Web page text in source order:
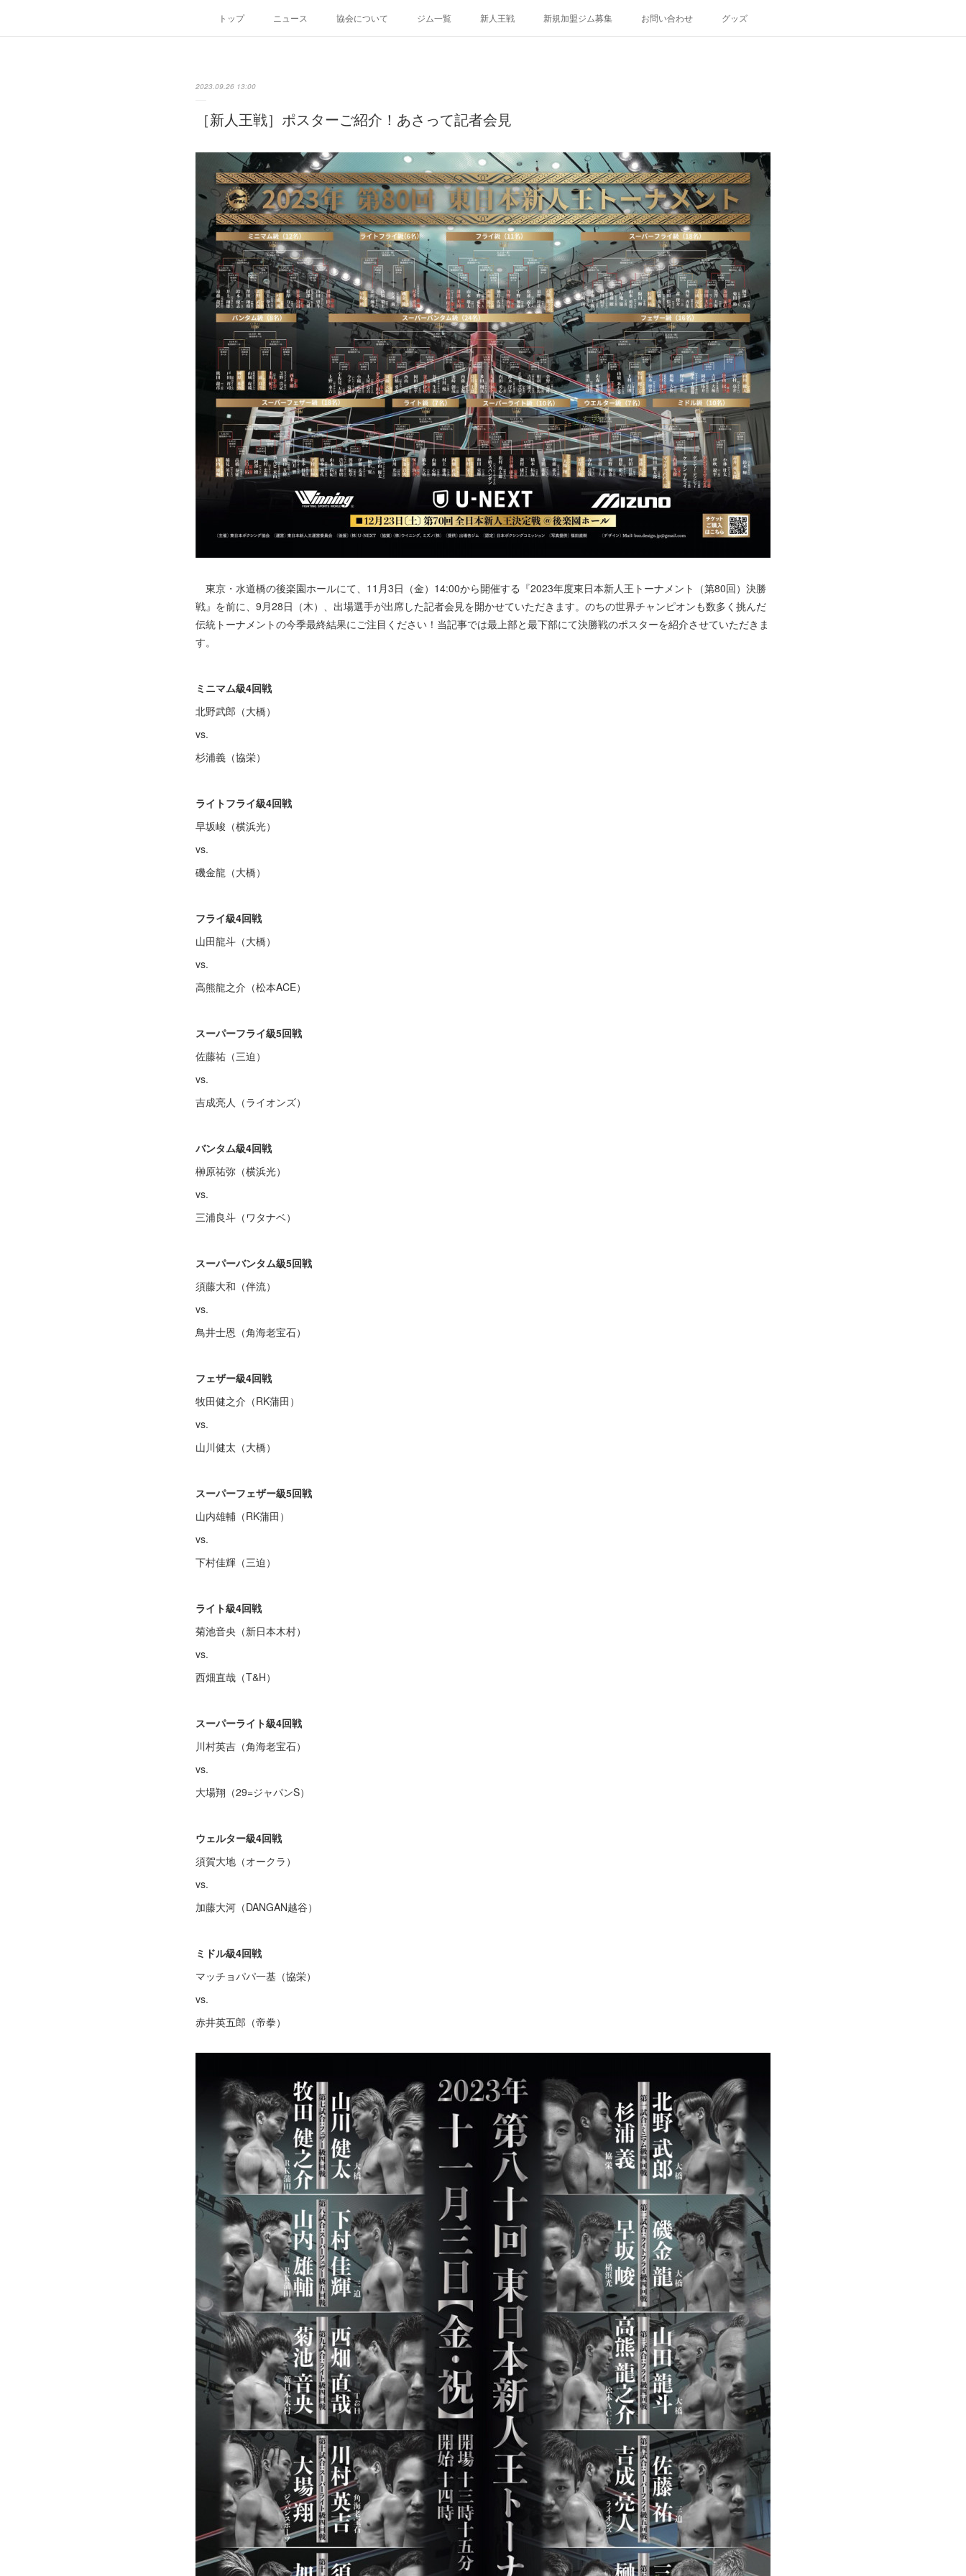
トップ ニュース 協会について ジム一覧 新人王戦 新規加盟ジム募集 お問い合わせ グッズ
2023.09.26 13:00
［新人王戦］ポスターご紹介！あさって記者会見
東京・水道橋の後楽園ホールにて、11月3日（金）14:00から開催する『2023年度東日本新人王トーナメント（第80回）決勝
戦』を前に、9月28日（木）、出場選手が出席した記者会見を開かせていただきます。のちの世界チャンピオンも数多く挑んだ
伝統トーナメントの今季最終結果にご注目ください！当記事では最上部と最下部にて決勝戦のポスターを紹介させていただきま
す。
ミニマム級4回戦
北野武郎（大橋）
vs.
杉浦義（協栄）
ライトフライ級4回戦
早坂峻（横浜光）
vs.
磯金龍（大橋）
フライ級4回戦
山田龍斗（大橋）
vs.
高熊龍之介（松本ACE）
スーパーフライ級5回戦
佐藤祐（三迫）
vs.
吉成亮人（ライオンズ）
バンタム級4回戦
榊原祐弥（横浜光）
vs.
三浦良斗（ワタナベ）
スーパーバンタム級5回戦
須藤大和（伴流）
vs.
鳥井士恩（角海老宝石）
フェザー級4回戦
牧田健之介（RK蒲田）
vs.
山川健太（大橋）
スーパーフェザー級5回戦
山内雄輔（RK蒲田）
vs.
下村佳輝（三迫）
ライト級4回戦
菊池音央（新日本木村）
vs.
西畑直哉（T&H）
スーパーライト級4回戦
川村英吉（角海老宝石）
vs.
大場翔（29=ジャパンS）
ウェルター級4回戦
須賀大地（オークラ）
vs.
加藤大河（DANGAN越谷）
ミドル級4回戦
マッチョパパ一基（協栄）
vs.
赤井英五郎（帝拳）